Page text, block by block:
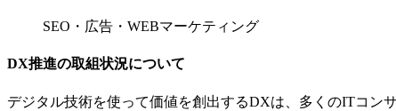
SEO・広告・WEBマーケティング
DX推進の取組状況について
デジタル技術を使って価値を創出するDXは、多くのITコン